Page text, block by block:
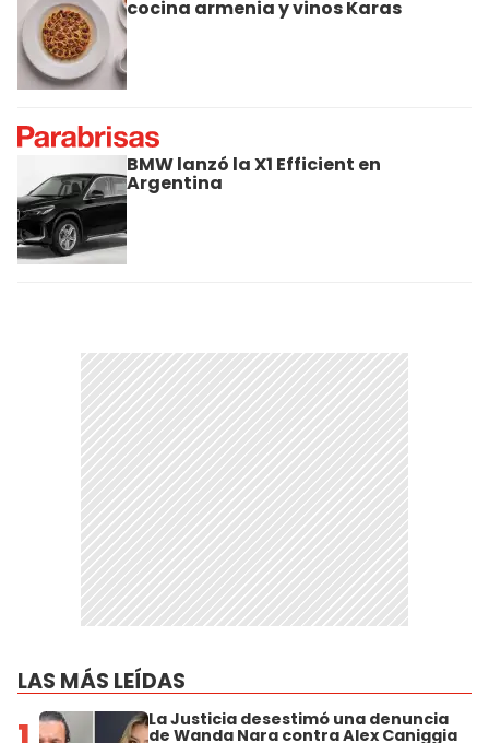
cocina armenia y vinos Karas
BMW lanzó la X1 Efficient en
Argentina
LAS MÁS LEÍDAS
La Justicia desestimó una denuncia
de Wanda Nara contra Alex Caniggia